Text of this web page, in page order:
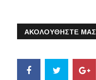
ΑΚΟΛΟΥΘΗΣΤΕ ΜΑΣ